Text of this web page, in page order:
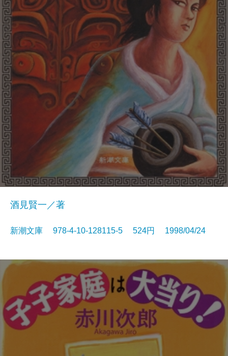
酒見賢一／著
新潮文庫 978-4-10-128115-5 524円 1998/04/24